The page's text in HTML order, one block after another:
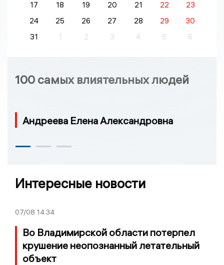
17
18 19 20 21 22
23
24
25 26 27 28 29
30
31
1 2 3 4 5 6
100 самых влиятельных людей
Андреева Елена Александровна
Интересные новости
07/08 14:34
Во Владимирской области потерпел
крушение неопознанный летательный
объект